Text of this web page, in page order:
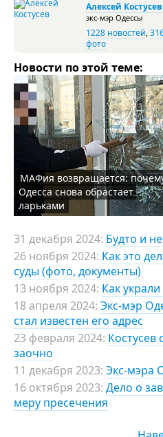
Алексей Костусев
экс-мэр Одессы
1228 новостей,
фото
Новости по этой теме:
МАФия возвращается:
Одесса снова обрастает
ларьками
31 декабря 2024: Будто и
26 ноября 2024: Как это
суды (фото, документы)
13 ноября 2024: Как
18 апреля 2024: Экс-мэр
стал известен его адрес
23 февраля 2024: Костусев
заочно
11 декабря 2023: Экс-мэра
16 октября 2023: Дело о
меру пресечения